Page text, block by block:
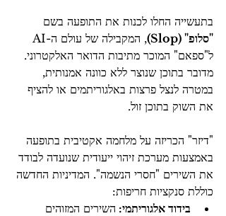
בתעשייה החלו לכנות את התופעה בשם
"סלופ" (Slop)
ל"ספאם" המוכר מתיבות הדואר האלקטרוני.
מדובר בתוכן שנוצר ללא כוונה אמנותית,
במטרה לנצל פרצות באלגוריתמים או להציף
את השוק בתוכן זול.
"דיזר" הכריזה על מלחמה אקטיבית בתופעה
באמצעות מערכת זיהוי ייעודית שנועדה לבודד
את השירים "חסרי הנשמה". המדיניות החדשה
כוללת סנקציות חריפות:
בידוד אלגוריתמי: השירים המזוהים